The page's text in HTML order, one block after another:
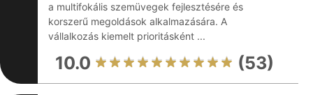
a multifokális szemüvegek fejlesztésére és
korszerű megoldások alkalmazására. A
vállalkozás kiemelt prioritásként ...
10.0 (53)